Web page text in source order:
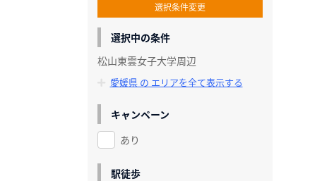
選択条件変更
選択中の条件
松山東雲女子大学周辺
愛媛県 の エリアを全て表示する
キャンペーン
あり
駅徒歩